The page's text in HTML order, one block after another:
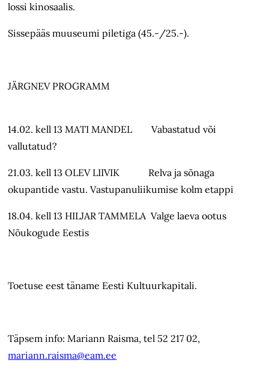
lossi kinosaalis.
Sissepääs muuseumi piletiga (45.-/25.-).
JÄRGNEV PROGRAMM
14.02. kell 13 MATI MANDEL Vabastatud või
vallutatud?
21.03. kell 13 OLEV LIIVIK Relva ja sõnaga
okupantide vastu. Vastupanuliikumise kolm etappi
18.04. kell 13 HILJAR TAMMELA Valge laeva ootus
Nõukogude Eestis
Toetuse eest täname Eesti Kultuurkapitali.
Täpsem info: Mariann Raisma, tel 52 217 02,
mariann.raisma@eam.ee